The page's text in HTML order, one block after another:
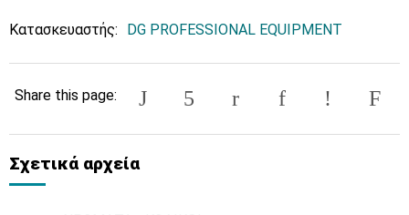
Κατασκευαστής: DG PROFESSIONAL EQUIPMENT
Share this page:
Σχετικά αρχεία